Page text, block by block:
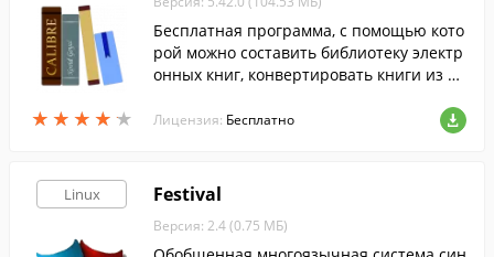
★ ★ ★ ★ ★
★ ★ ★ ★ ★
Бесплатная программа, с помощью кото
рой можно составить библиотеку электр
онных книг, конвертировать книги из од
итать их.
Лицензия: Бесплатно
Linux Festival
Версия: 2.4 (0.75 МБ)